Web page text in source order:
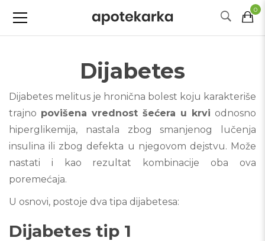
0
Dijabetes
Dijabetes melitus je hronična bolest koju karakteriše
trajno povišena vrednost šećera u krvi odnosno
hiperglikemija, nastala zbog smanjenog lučenja
insulina ili zbog defekta u njegovom dejstvu. Može
nastati i kao rezultat kombinacije oba ova
poremećaja.
U osnovi, postoje dva tipa dijabetesa:
Dijabetes tip 1